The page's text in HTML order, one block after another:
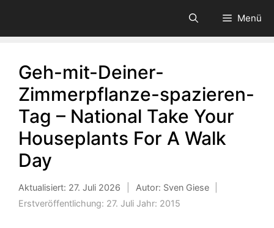
Menü
Geh-mit-Deiner-
Zimmerpflanze-spazieren-
Tag – National Take Your
Houseplants For A Walk
Day
Aktualisiert: 27. Juli 2026 Autor: Sven Giese
Erstveröffentlichung: 27. Juli Jahr: 2015